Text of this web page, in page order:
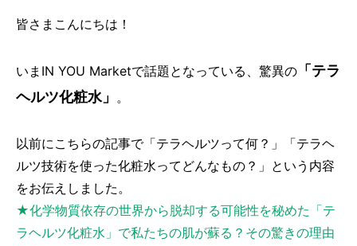
皆さまこんにちは！
いまIN YOU Marketで話題となっている、驚異の 「テラ
ヘルツ化粧水」 。
以前にこちらの記事で「テラヘルツって何？」「テラヘ
ルツ技術を使った化粧水ってどんなもの？」という内容
をお伝えしました。
★化学物質依存の世界から脱却する可能性を秘めた「テ
ラヘルツ化粧水」で私たちの肌が蘇る？その驚きの理由